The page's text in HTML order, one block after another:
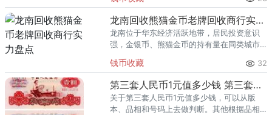
熊猫金币的需求就明显升温，但鱼龙混杂的
回收渠道里，能精准识别版别溢
龙南回收熊猫金币老牌回收商行实力盘点
龙南位于华东经济活跃地带，居民投资意识
强，金银币、熊猫金币的持有量在同类城市
熊猫金币的需求就明显升温，但鱼龙混杂的
回收渠道里，能精准识别版别溢
钱币收藏 32
第三套人民币1元值多少钱 第三套人民币1元价格
关于第三套人民币1元值多少钱，可以从版
本、品相和号码上去做判断。其他根据品相